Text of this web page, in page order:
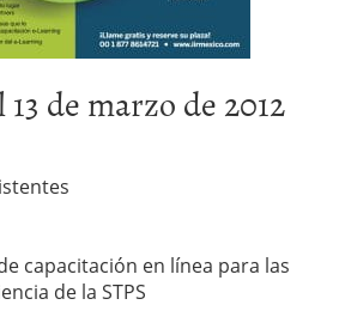
de marzo de 2012
capacitación en línea para las
de la STPS